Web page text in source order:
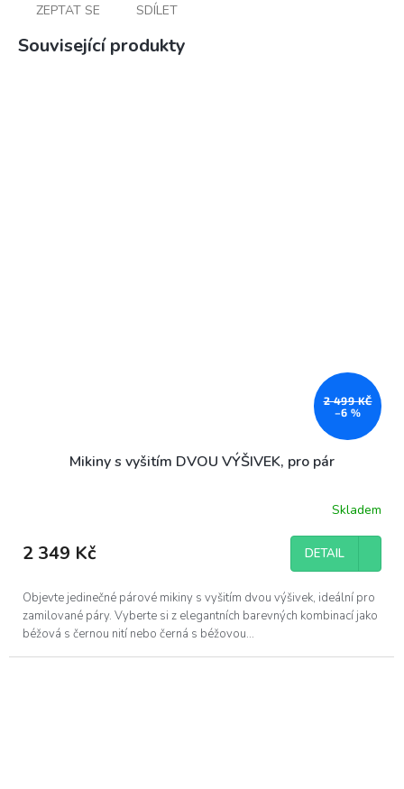
ZEPTAT SE SDÍLET
Související produkty
2 499 KČ
–6 %
Mikiny s vyšitím DVOU VÝŠIVEK, pro pár
produktu
je
z
5
hvězdiček.
Skladem
2 349 Kč DETAIL
Objevte jedinečné párové mikiny s vyšitím dvou výšivek, ideální pro
zamilované páry. Vyberte si z elegantních barevných kombinací jako
béžová s černou nití nebo černá s béžovou...